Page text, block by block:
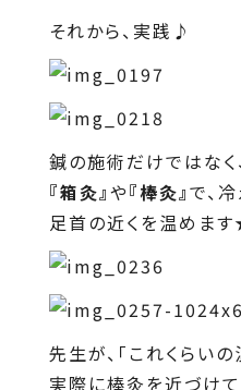
それから、実践♪
鍼の施術だけではなく
『箱灸』や『棒灸』で、
足首の近くを温めま
先生が、「これくらい
実際に棒灸を近づけ